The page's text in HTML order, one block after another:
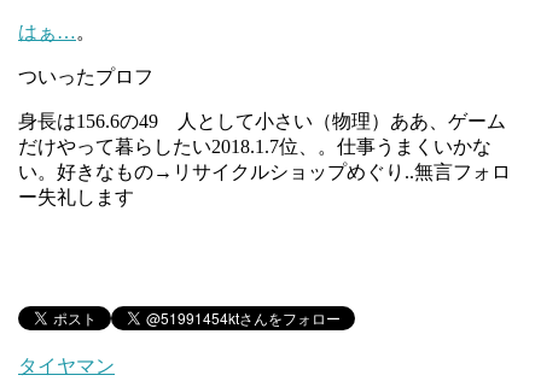
はぁ…。
ついったプロフ
身長は156.6の49 人として小さい（物理）ああ、ゲーム
だけやって暮らしたい2018.1.7位、。仕事うまくいかな
い。好きなもの→リサイクルショップめぐり..無言フォロ
ー失礼します
タイヤマン